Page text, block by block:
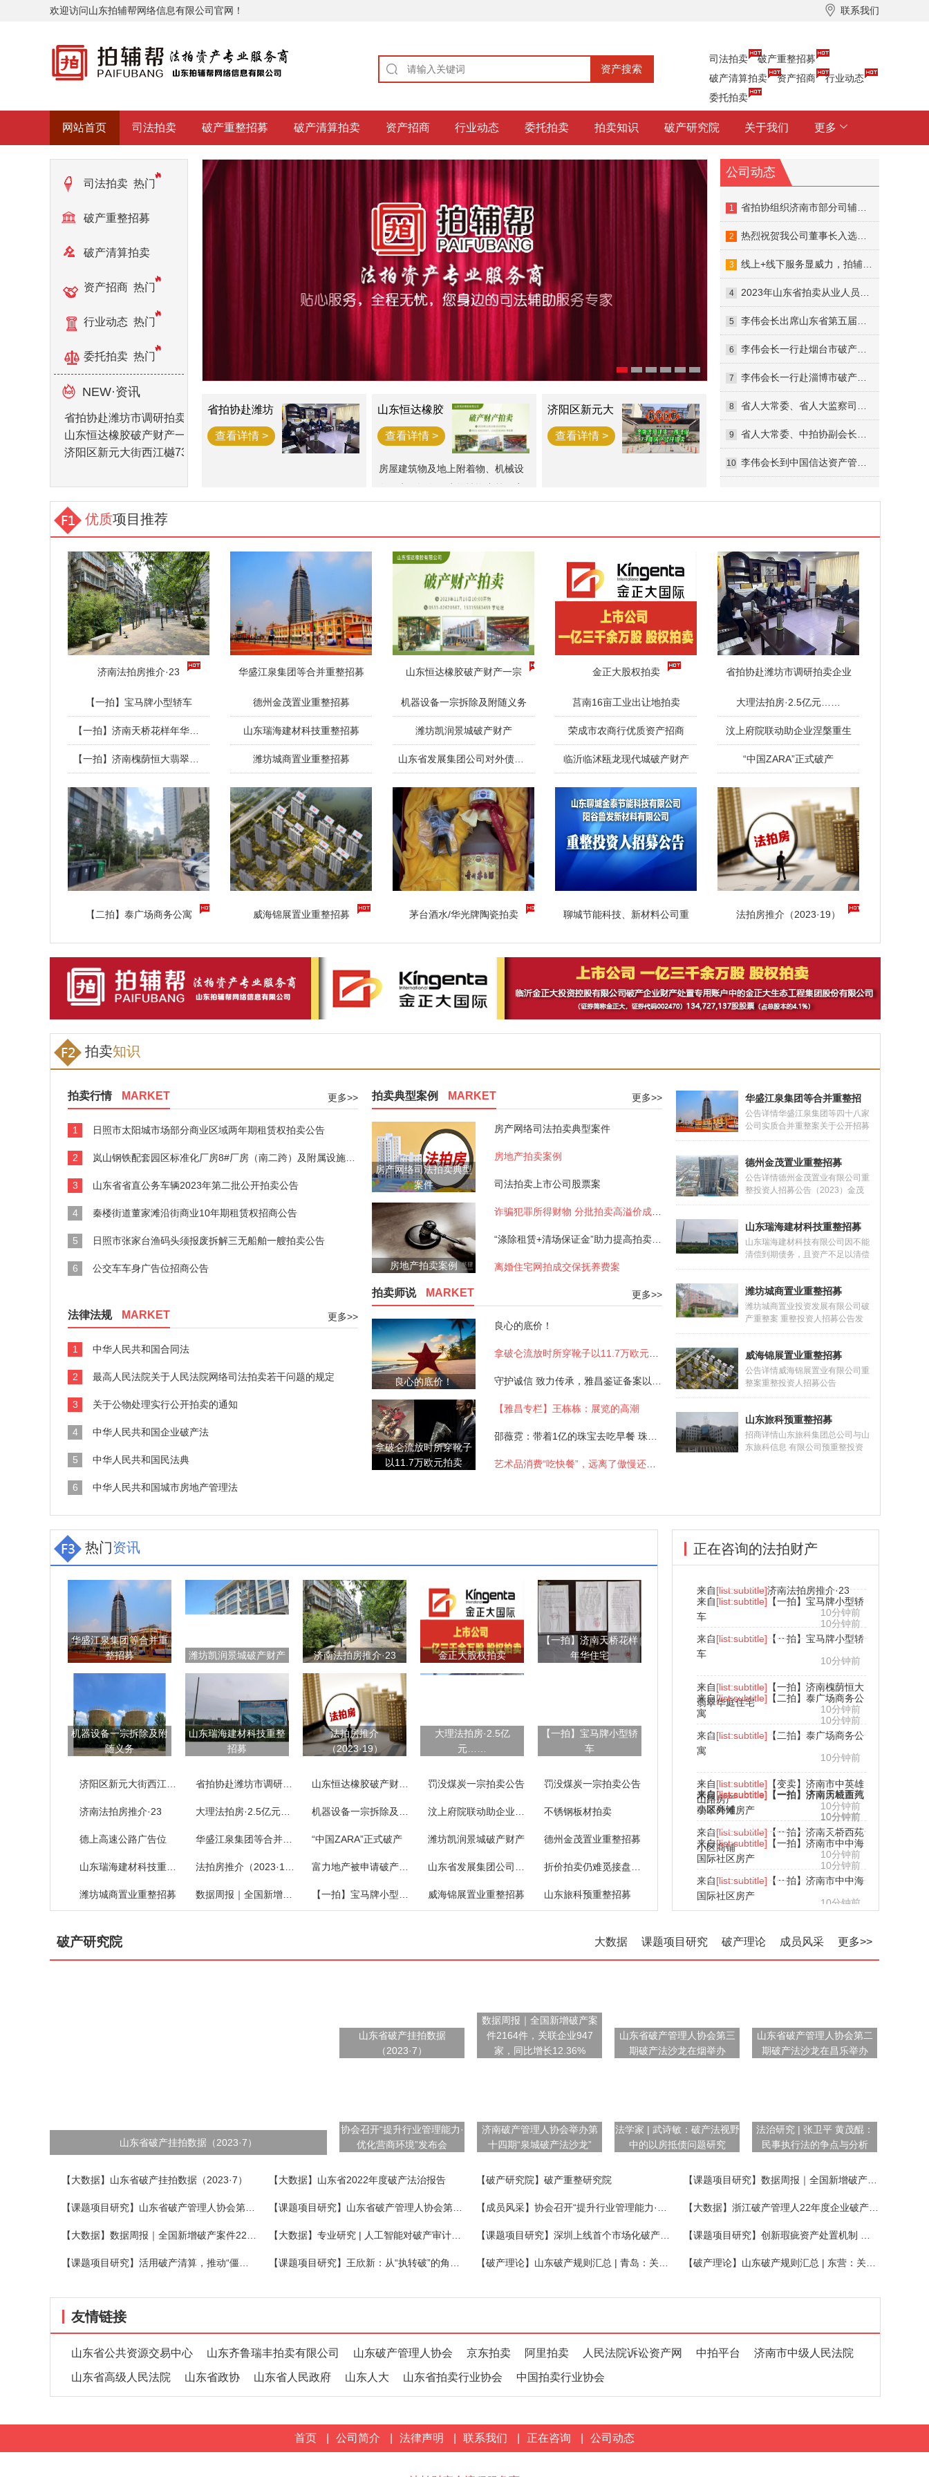
欢迎访问山东拍辅帮网络信息有限公司官网！ 联系我们
司法拍卖
破产重整招募
破产清算拍卖
资产招商
行业动态
委托拍卖
网站首页 司法拍卖 破产重整招募 破产清算拍卖 资产招商 行业动态 委托拍卖 拍卖知识 破产研究院 关于我们 更多
司法拍卖 热门
破产重整招募
热门
破产清算拍卖
热门
资产招商 热门
行业动态 热门
委托拍卖 热门
NEW·资讯
省拍协赴潍坊市调研拍卖企业
山东恒达橡胶破产财产一宗
济阳区新元大街西江樾73套房产拍卖公告
省拍协赴潍坊
业查看详情 >
山东恒达橡胶
查看详情 >
房屋建筑物及地上附着物、机械设
济阳区新元大
房产拍卖公告
查看详情 >
公司动态
1 省拍协组织济南市部分司辅入库的拍卖企业召开座谈会
2 热烈祝贺我公司董事长入选山东省公共资源交易中心首批专家智库！
3 线上+线下服务显威力，拍辅帮助力破产资产拍卖成交
4 2023年山东省拍卖从业人员线下交流培训圆满结束
5 李伟会长出席山东省第五届拍卖师大赛“金诺国拍杯”暨全国拍卖师竞赛山东预选赛活动并讲话
6 李伟会长一行赴烟台市破产管理人协会调研交流
7 李伟会长一行赴淄博市破产管理人协会调研考察
8 省人大常委、省人大监察司法委员会委员李伟一行到省法院调研
9 省人大常委、中拍协副会长、省破产管理人协会副会长李伟一行来济南中院调研指导工作
10 李伟会长到中国信达资产管理公司山东分公司走访调研
优质项目推荐
济南法拍房推介·23
【一拍】宝马牌小型轿车
【二拍】泰广场商务公寓
华盛江泉集团等合并重整招募
德州金茂置业重整招募
山东瑞海建材科技重整招募
潍坊城商置业重整招募
威海锦展置业重整招募
山东恒达橡胶破产财产一宗
机器设备一宗拆除及附随义务
潍坊凯润景城破产财产
茅台酒水/华光牌陶瓷拍卖
金正大股权拍卖
莒南16亩工业出让地拍卖
荣成市农商行优质资产招商
临沂临沭瓯龙现代城破产财产
聊城节能科技、新材料公司重
省拍协赴潍坊市调研拍卖企业
大理法拍房·2.5亿元……
汶上府院联动助企业涅槃重生
“中国ZARA”正式破产
法拍房推介（2023·19）
拍卖知识
拍卖行情 MARKET 更多>>
1 日照市太阳城市场部分商业区域两年期租赁权拍卖公告
2 岚山钢铁配套园区标准化厂房8#厂房（南二跨）及附属设施3年期租赁权拍卖公告
3 山东省省直公务车辆2023年第二批公开拍卖公告
4 秦楼街道董家滩沿街商业10年期租赁权招商公告
5 日照市张家台渔码头须报废拆解三无船舶一艘拍卖公告
6 公交车车身广告位招商公告
法律法规 MARKET 更多>>
1 中华人民共和国合同法
2 最高人民法院关于人民法院网络司法拍卖若干问题的规定
3 关于公物处理实行公开拍卖的通知
4 中华人民共和国企业破产法
5 中华人民共和国民法典
6 中华人民共和国城市房地产管理法
拍卖典型案例 MARKET 更多>>
房产网络司法拍卖典型
案件
房地产拍卖案例
房产网络司法拍卖典型案件
房地产拍卖案例
司法拍卖上市公司股票案
离婚住宅网拍成交保抚养费案
拍卖师说 MARKET 更多>>
良心的底价！
拿破仑流放时所穿靴子
以11.7万欧元拍卖
良心的底价！
【雅昌专栏】王栋栋：展览的高潮
华盛江泉集团等合并重整招
募
公告详情华盛江泉集团等四十八家
公司实质合并重整案关于公开招募
和遴选重整投资人的公告 2023年
民法院（以下简称法院）依法裁定
受理华盛江泉集团有限公司的破产
重整申请，并于同日指定华盛江泉
下简称管
德州金茂置业重整招募
公告详情德州金茂置业有限公司重
整投资人招募公告（2023）金茂
破管字第18号2022年3月15日，
（以下简称“金茂公司”）不能清偿
到期债务，明显缺乏清偿能力为
由，向德州市德城区人民法院（以
月2日,德城区法院决定对金茂公司
启动预
山东瑞海建材科技重整招募
山东瑞海建材科技有限公司因不能
清偿到期债务，且资产不足以清偿
全部债务向山东省沂水县人民法院
法院于2022年7月29日作出
（2022）鲁1323破申5号民事裁
定书，裁定受理山东瑞海建材科技
功，顺利引进重整投资人，实现债
务人财产价值
潍坊城商置业重整招募
潍坊城商置业投资发展有限公司破
产重整案 重整投资人招募公告发
布时间：2023-02-07 10:37:37潍
13日作出（2021）鲁0702破申1
号民事裁定书，裁定受理潍坊城商
置业投资发展有限公司（以下简
鲁0702破1号决定书，指定山东求
是和信律师
威海锦展置业重整招募
公告详情威海锦展置业有限公司重
整案重整投资人招募公告
（2023）鲁1002破招2号 2023年
作出（2023）鲁1002破申1号民
事裁定书，裁定受理山东荣城建筑
集团有限公司对威海锦展置业有限
山东旅科预重整招募
招商详情山东旅科集团总公司与山
东旅科信息 有限公司预重整投资
日，济南中院根据山东旅科信息有
热门资讯
华盛江泉集团等合并重
整招募
潍坊凯润景城破产财产 济南法拍房推介·23 金正大股权拍卖
【一拍】济南天桥花样
年华住宅
机器设备一宗拆除及附
随义务
山东瑞海建材科技重整
招募
法拍房推介
（2023·19）
大理法拍房·2.5亿
元……
【一拍】宝马牌小型轿
车
罚没煤炭一宗拍卖公告 罚没煤炭一宗拍卖公告
济南法拍房推介·23 不锈钢板材拍卖
德上高速公路广告位 “中国ZARA”正式破产 潍坊凯润景城破产财产 德州金茂置业重整招募
潍坊城商置业重整招募 威海锦展置业重整招募 山东旅科预重整招募
正在咨询的法拍财产
10分钟前
来自[list:subtitle]【一拍】济南槐荫恒大
翡翠华庭住宅
10分钟前
来自[list:subtitle]【二拍】泰广场商务公
寓
10分钟前
来自[list:subtitle] 【二拍】泰广场商务公
寓
10分钟前
来自[list:subtitle] 【变卖】济南市中英雄
山路房产
10分钟前
来自[list:subtitle]【一拍】济南天桥西苑
小区商铺
10分钟前
来自[list:subtitle] 【一拍】济南天桥西苑
小区商铺
10分钟前
来自[list:subtitle] 【一拍】济南历城重汽
翡翠外滩房产
10分钟前
来自[list:subtitle] 【一拍】济南市中中海
国际社区房产
来自
10分钟前
来自[list:subtitle]济南法拍房推介·23
10分钟前
来自[list:subtitle] 济南法拍房推介·23
10分钟前
来自[list:subtitle]【一拍】宝马牌小型轿
车
10分钟前
来自[list:subtitle] 【一拍】宝马牌小型轿
车
破产研究院 更多>>
成员风采
破产理论
课题项目研究
大数据
山东省破产挂拍数据（2023·7）
山东省破产挂拍数据
（2023·7）
数据周报｜全国新增破产案
件2164件，关联企业947
家，同比增长12.36%
山东省破产管理人协会第三
期破产法沙龙在烟举办
山东省破产管理人协会第二
期破产法沙龙在昌乐举办
协会召开“提升行业管理能力·
优化营商环境”发布会
济南破产管理人协会举办第
十四期“泉城破产法沙龙”
法学家 | 武诗敏：破产法视野
中的以房抵债问题研究
法治研究 | 张卫平 黄茂醌：
民事执行法的争点与分析
【大数据】山东省破产挂拍数据（2023·7） 【大数据】山东省2022年度破产法治报告 【破产研究院】破产重整研究院
友情链接
山东省公共资源交易中心 山东齐鲁瑞丰拍卖有限公司 山东破产管理人协会 京东拍卖 阿里拍卖 人民法院诉讼资产网 中拍平台 济南市中级人民法院
山东省高级人民法院 山东省政协 山东省人民政府 山东人大 山东省拍卖行业协会 中国拍卖行业协会
首页 公司简介 法律声明 联系我们 正在咨询 公司动态